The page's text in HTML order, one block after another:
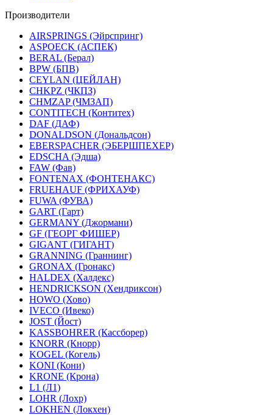
Производители
AIRSPRINGS (Эйрспринг)
ASPOECK (АСПЕК)
BERAL (Берал)
BPW (БПВ)
CEYLAN (ЦЕЙЛАН)
CHKPZ (ЧКПЗ)
CHMZAP (ЧМЗАП)
CONTITECH (Контитех)
DAF (ДАФ)
DONALDSON (Дональдсон)
EBERSPACHER (ЭБЕРШПЕХЕР)
EDSCHA (Эдша)
FAW (Фав)
FONTENAX (ФОНТЕНАКС)
FRUEHAUF (ФРИХАУФ)
FUWA (ФУВА)
GART (Гарт)
GERMANY (Джормани)
GF (ГЕОРГ ФИШЕР)
GIGANT (ГИГАНТ)
GRANNING (Граннинг)
GRONAX (Гронакс)
HALDEX (Халдекс)
HENDRICKSON (Хендриксон)
HOWO (Хово)
IVECO (Ивеко)
JOST (Йост)
KASSBOHRER (Касcборер)
KNORR (Кнорр)
KOGEL (Когель)
KONI (Кони)
KRONE (Крона)
L1 (Л1)
LOHR (Лохр)
LOKHEN (Локхен)